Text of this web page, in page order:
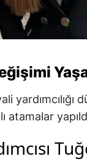
atamalar